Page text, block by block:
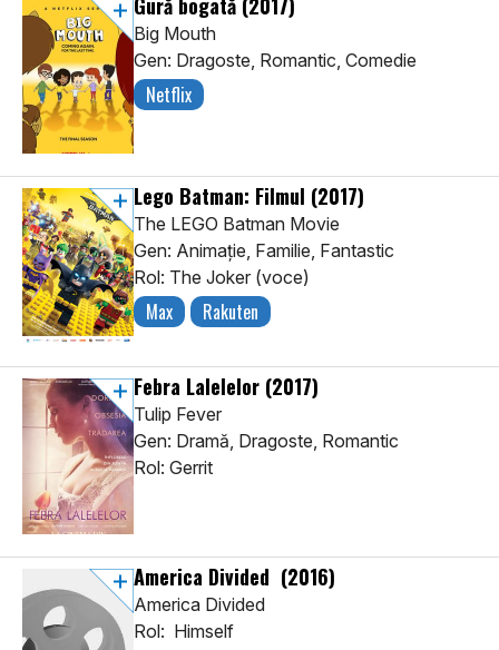
Big Mouth
Gen: Dragoste, Romantic, Comedie
Netflix
Lego Batman: Filmul (2017)
The LEGO Batman Movie
Gen: Animaţie, Familie, Fantastic
Rol: The Joker (voce)
Max Rakuten
Febra Lalelelor (2017)
Tulip Fever
Gen: Dramă, Dragoste, Romantic
Rol: Gerrit
America Divided (2016)
America Divided
Rol: Himself